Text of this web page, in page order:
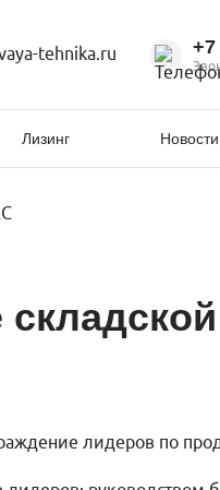
tehnika.ru +7
Лизинг Новости